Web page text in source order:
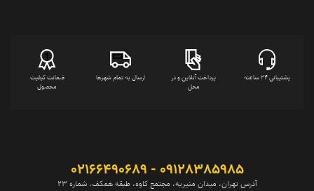
پشتیبانی 24 ساعته
پرداخت آنلاین و در
محل
ارسال به تمام شهرها
ضمانت کیفیت
محصول
09128385985 - 02166490689
آدرس تهران، میدان منیریه، مجتمع کاوه، طبقه همکف، شماره 23